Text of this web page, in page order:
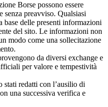
Borse possono essere
senza preavviso. Qualsiasi
base delle presenti informazioni
del sito. Le informazioni non
modo come una sollecitazione
da diversi exchange e
per valore e tempestività
stati redatti con l’ausilio di
una successiva verifica e